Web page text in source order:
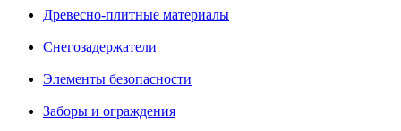
Древесно-плитные материалы
Снегозадержатели
Элементы безопасности
Заборы и ограждения